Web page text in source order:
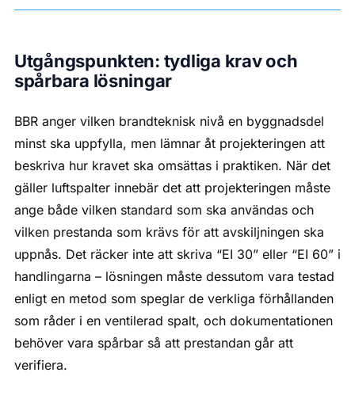
Utgångspunkten: tydliga krav och
spårbara lösningar
BBR anger vilken brandteknisk nivå en byggnadsdel
minst ska uppfylla, men lämnar åt projekteringen att
beskriva hur kravet ska omsättas i praktiken. När det
gäller luftspalter innebär det att projekteringen måste
ange både vilken standard som ska användas och
vilken prestanda som krävs för att avskiljningen ska
uppnås. Det räcker inte att skriva “EI 30” eller “EI 60” i
handlingarna – lösningen måste dessutom vara testad
enligt en metod som speglar de verkliga förhållanden
som råder i en ventilerad spalt, och dokumentationen
behöver vara spårbar så att prestandan går att
verifiera.